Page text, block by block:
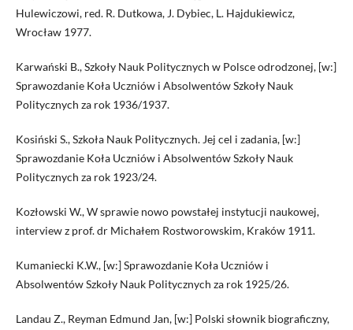
Hulewiczowi, red. R. Dutkowa, J. Dybiec, L. Hajdukiewicz,
Wrocław 1977.
Karwański B., Szkoły Nauk Politycznych w Polsce odrodzonej, [w:]
Sprawozdanie Koła Uczniów i Absolwentów Szkoły Nauk
Politycznych za rok 1936/1937.
Kosiński S., Szkoła Nauk Politycznych. Jej cel i zadania, [w:]
Sprawozdanie Koła Uczniów i Absolwentów Szkoły Nauk
Politycznych za rok 1923/24.
Kozłowski W., W sprawie nowo powstałej instytucji naukowej,
interview z prof. dr Michałem Rostworowskim, Kraków 1911.
Kumaniecki K.W., [w:] Sprawozdanie Koła Uczniów i
Absolwentów Szkoły Nauk Politycznych za rok 1925/26.
Landau Z., Reyman Edmund Jan, [w:] Polski słownik biograficzny,